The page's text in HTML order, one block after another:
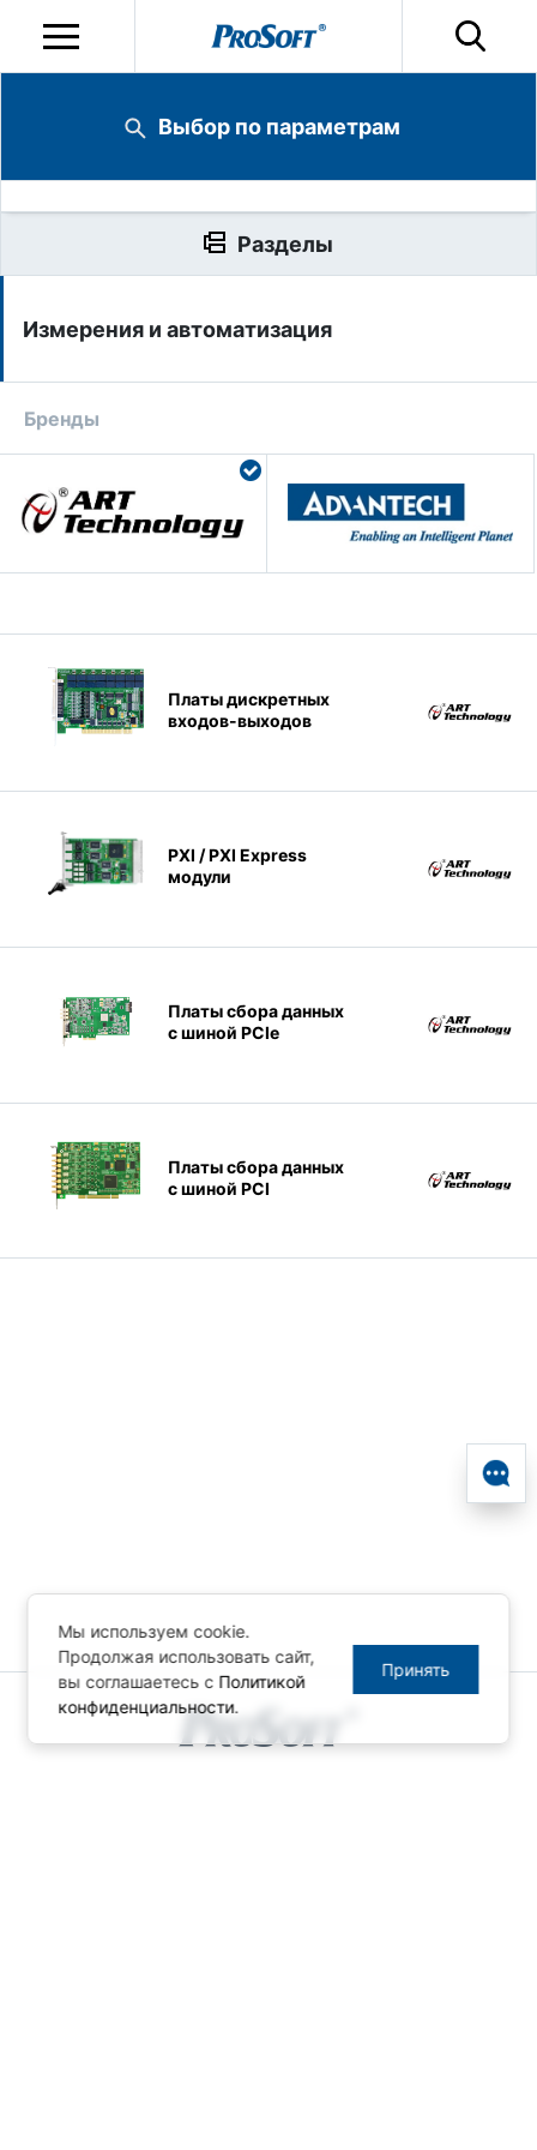
Измерения и автоматизация
Бренды
Платы дискретных
входов-выходов
PXI / PXI Express
модули
Платы сбора данных
с шиной PCIe
Платы сбора данных
с шиной PCI
Выбор по параметрам
Разделы
Мы используем cookie.
Продолжая использовать сайт,
вы соглашаетесь с Политикой
конфиденциальности.
Принять